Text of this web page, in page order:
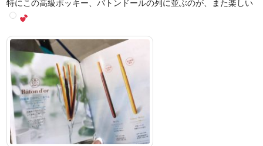
特にこの高級ポッキー、バトンドールの列に並ぶのが、また楽しい